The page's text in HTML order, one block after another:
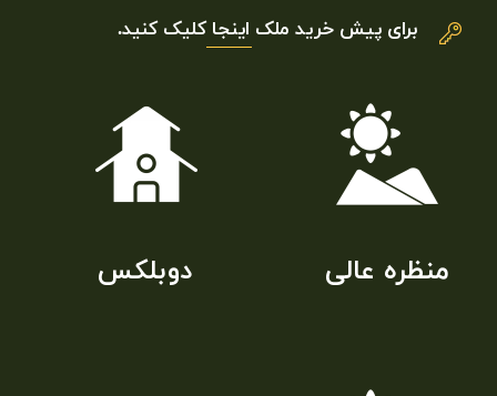
منظره عالی ​دوبلکس
برای پیش خرید ملک اینجاکلیک کنید.